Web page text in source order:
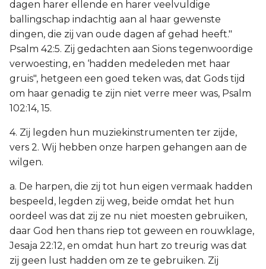
dagen harer ellende en harer veelvuldige
ballingschap indachtig aan al haar gewenste
dingen, die zij van oude dagen af gehad heeft."
Psalm 42:5. Zij gedachten aan Sions tegenwoordige
verwoesting, en ‘hadden medeleden met haar
gruis", hetgeen een goed teken was, dat Gods tijd
om haar genadig te zijn niet verre meer was, Psalm
102:14, 15.
4. Zij legden hun muziekinstrumenten ter zijde,
vers 2. Wij hebben onze harpen gehangen aan de
wilgen.
a. De harpen, die zij tot hun eigen vermaak hadden
bespeeld, legden zij weg, beide omdat het hun
oordeel was dat zij ze nu niet moesten gebruiken,
daar God hen thans riep tot geween en rouwklage,
Jesaja 22:12, en omdat hun hart zo treurig was dat
zij geen lust hadden om ze te gebruiken. Zij